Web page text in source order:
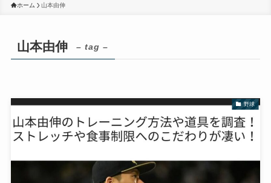
ホーム 山本由伸
山本由伸 – tag –
野球